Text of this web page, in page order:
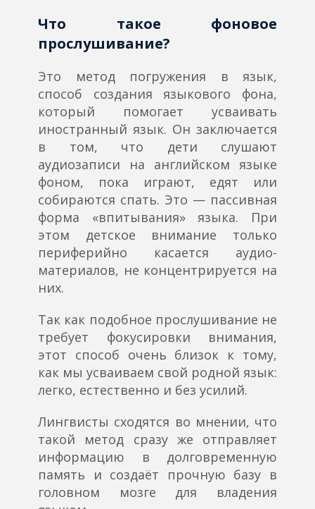
Что такое фоновое
прослушивание?
Это метод погружения в язык,
способ создания языкового фона,
который помогает усваивать
иностранный язык. Он заключается
в том, что дети слушают
аудиозаписи на английском языке
фоном, пока играют, едят или
собираются спать. Это — пассивная
форма «впитывания» языка. При
этом детское внимание только
периферийно касается аудио-
материалов, не концентрируется на
них.
Так как подобное прослушивание не
требует фокусировки внимания,
этот способ очень близок к тому,
как мы усваиваем свой родной язык:
легко, естественно и без усилий.
Лингвисты сходятся во мнении, что
такой метод сразу же отправляет
информацию в долговременную
память и создаёт прочную базу в
головном мозге для владения